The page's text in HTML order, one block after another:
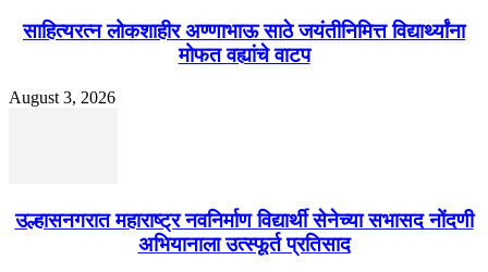
साहित्यरत्न लोकशाहीर अण्णाभाऊ साठे जयंतीनिमित्त विद्यार्थ्यांना
मोफत वह्यांचे वाटप
August 3, 2026
उल्हासनगरात महाराष्ट्र नवनिर्माण विद्यार्थी सेनेच्या सभासद नोंदणी
अभियानाला उत्स्फूर्त प्रतिसाद